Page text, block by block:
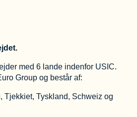
med 6 lande indenfor USIC.
Group og består af:
Tjekkiet, Tyskland, Schweiz og